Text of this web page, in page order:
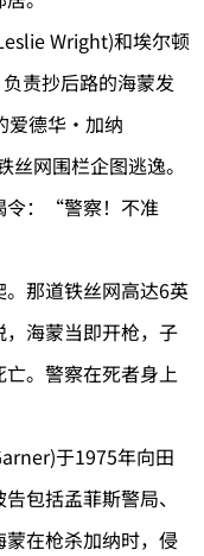
Wright)和埃尔顿
责抄后路的海蒙发
爱德华·加纳
网围栏企图逃逸。
令：“警察！不准
那道铁丝网高达6英
海蒙当即开枪，子
。警察在死者身上
于1975年向田
包括孟菲斯警局、
在枪杀加纳时，侵